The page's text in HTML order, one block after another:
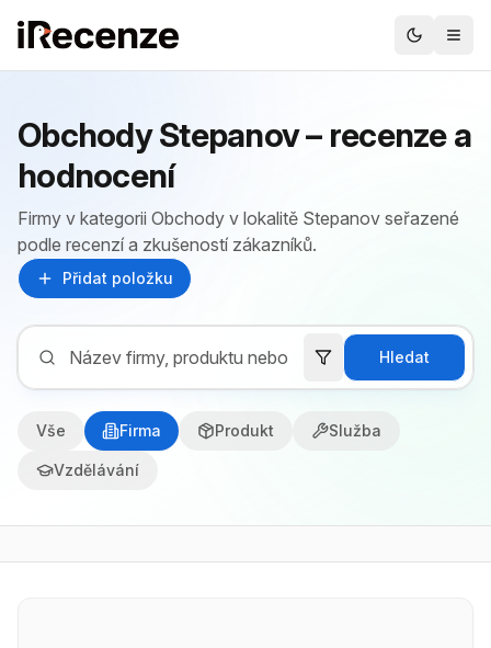
Obchody Stepanov – recenze a
hodnocení
Firmy v kategorii Obchody v lokalitě Stepanov seřazené
podle recenzí a zkušeností zákazníků.
Přidat položku
Hledat
Vše Firma Produkt Služba
Vzdělávání